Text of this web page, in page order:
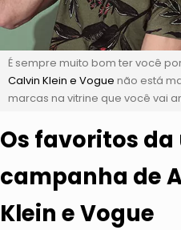
É sempre muito bom ter você
Calvin Klein e Vogue não está
marcas na vitrine que você vai
Os favoritos
campanha de
Klein e Vogue